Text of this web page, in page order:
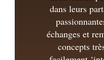
dans leurs
échanges et
concepts